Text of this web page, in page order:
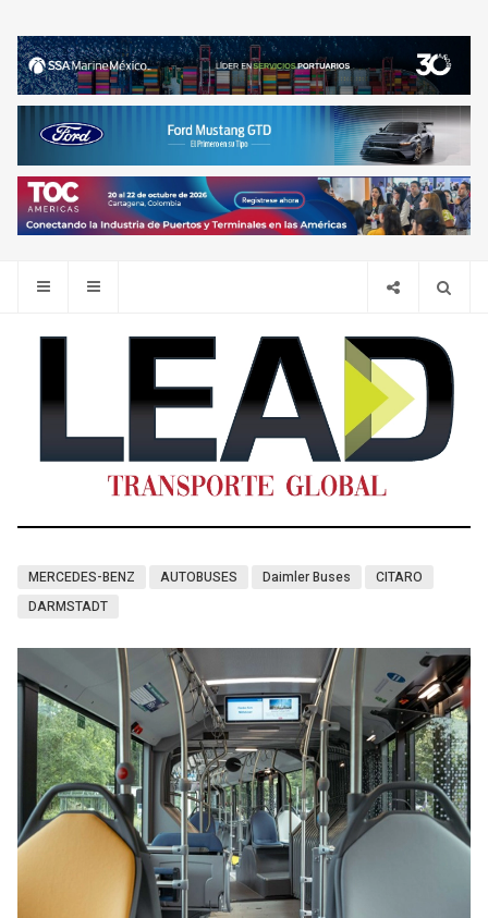
MERCEDES-BENZ AUTOBUSES Daimler Buses
CITARO
DARMSTADT